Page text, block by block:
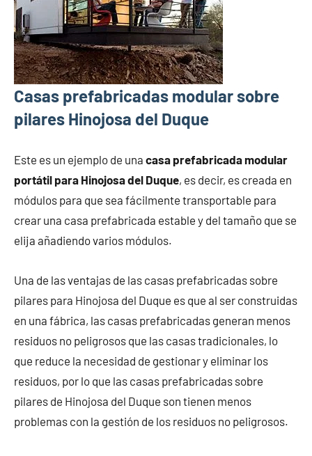
Casas prefabricadas modular sobre
pilares Hinojosa del Duque
Este es un ejemplo de una casa prefabricada modular
portátil para Hinojosa del Duque, es decir, es creada en
módulos para que sea fácilmente transportable para
crear una casa prefabricada estable y del tamaño que se
elija añadiendo varios módulos.
Una de las ventajas de las casas prefabricadas sobre
pilares para Hinojosa del Duque es que al ser construidas
en una fábrica, las casas prefabricadas generan menos
residuos no peligrosos que las casas tradicionales, lo
que reduce la necesidad de gestionar y eliminar los
residuos, por lo que las casas prefabricadas sobre
pilares de Hinojosa del Duque son tienen menos
problemas con la gestión de los residuos no peligrosos.